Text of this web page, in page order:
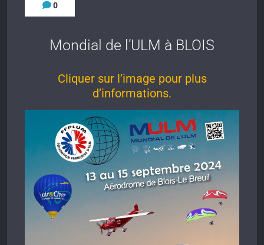
0
Mondial de l’ULM à BLOIS
Cliquer sur l’image pour plus
d’informations.